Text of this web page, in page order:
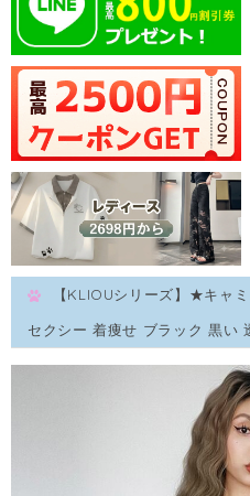
【KLIOUシリーズ】★キャ
セクシー 着痩せ ブラック 黒い